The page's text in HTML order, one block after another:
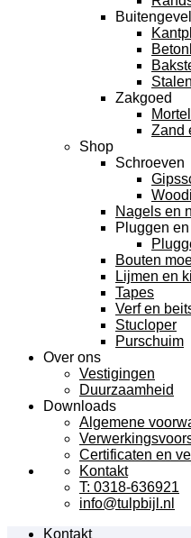
Buitengevel
Zakgoed
Zand
Shop
Schroeven
Nagels en
Pluggen
Bouten
Lijmen en
Tapes
Verf en
Stucloper
Purschuim
Over ons
Vestigingen
Duurzaamheid
Downloads
Algemene
Certificaten en
Kontakt
T: 0318-636921
info@tulpbijl.nl
Kontakt